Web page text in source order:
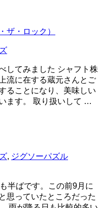
ザ・ロック）
してみました シャフト株
流に在する蔵元さんとご
ることになり、美味しい
ます。 取り扱いして …
, ジグソーパズル
半ばです。この前9月に
思っていたところだった